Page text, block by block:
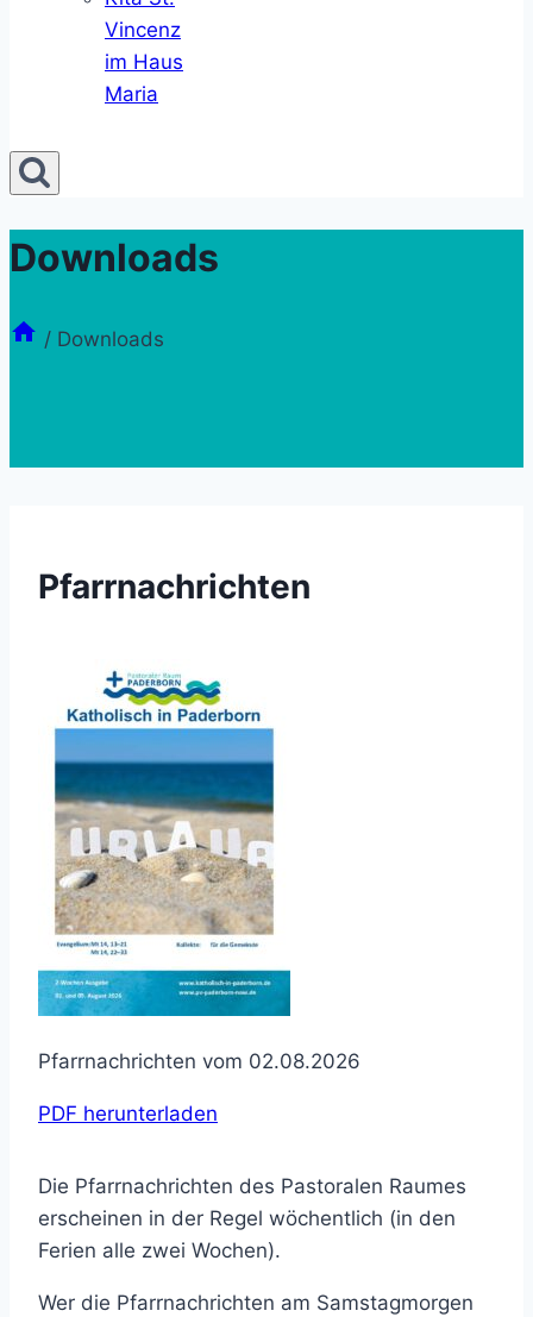
Vincenz
im Haus
Maria
Downloads
/ Downloads
Pfarrnachrichten
Pfarrnachrichten vom 02.08.2026
PDF herunterladen
Die Pfarrnachrichten des Pastoralen Raumes
erscheinen in der Regel wöchentlich (in den
Ferien alle zwei Wochen).
Wer die Pfarrnachrichten am Samstagmorgen